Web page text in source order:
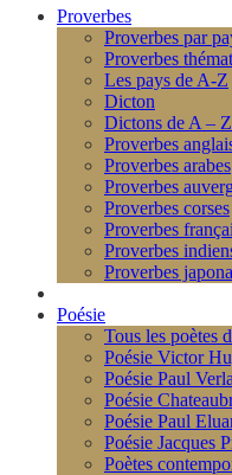
Proverbes
Proverbes par
Proverbes
Les pays de A-Z
Dicton
Dictons de A – Z
Proverbes
Proverbes arabes
Proverbes
Proverbes corses
Proverbes
Proverbes
Proverbes
Poésie
Tous les poètes
Poésie Victor
Poésie Paul
Poésie
Poésie Paul
Poésie Jacques
Poètes